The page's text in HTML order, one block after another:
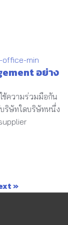
อย่าง
ช้ความร่วมมือกัน
บริษัทใดบริษัทหนึ่ง
»